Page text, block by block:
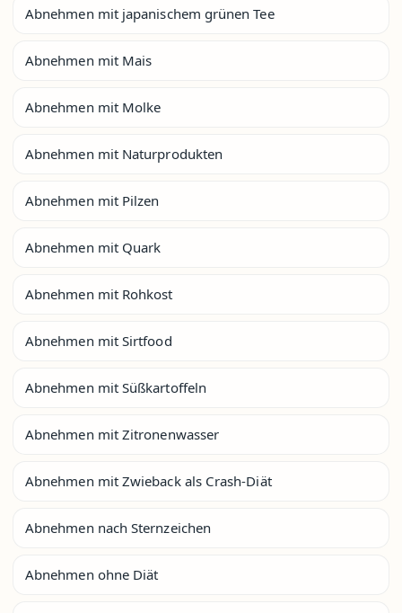
Abnehmen mit japanischem grünen Tee
Abnehmen mit Mais
Abnehmen mit Molke
Abnehmen mit Naturprodukten
Abnehmen mit Pilzen
Abnehmen mit Quark
Abnehmen mit Rohkost
Abnehmen mit Sirtfood
Abnehmen mit Süßkartoffeln
Abnehmen mit Zitronenwasser
Abnehmen mit Zwieback als Crash-Diät
Abnehmen nach Sternzeichen
Abnehmen ohne Diät